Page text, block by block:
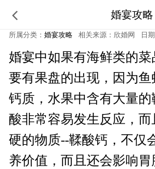
婚宴攻略
婚宴中哪些菜品的搭配是
所属分类： 婚宴攻略 相关来源：欣婚网 日
婚宴中如果有海鲜类的
要有果盘的出现，因为
钙质，水果中含有大量
酸非常容易发生反应，
硬的物质--鞣酸钙，不仅
养价值，而且还会影响胃